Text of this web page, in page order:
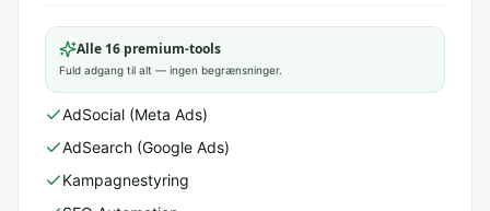
Alle 16 premium-tools
Fuld adgang til alt — ingen begrænsninger.
AdSocial (Meta Ads)
AdSearch (Google Ads)
Kampagnestyring